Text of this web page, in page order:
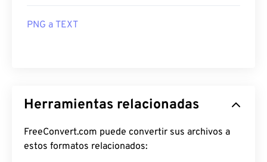
PNG a TEXT
Herramientas relacionadas
FreeConvert.com puede convertir sus archivos a
estos formatos relacionados: